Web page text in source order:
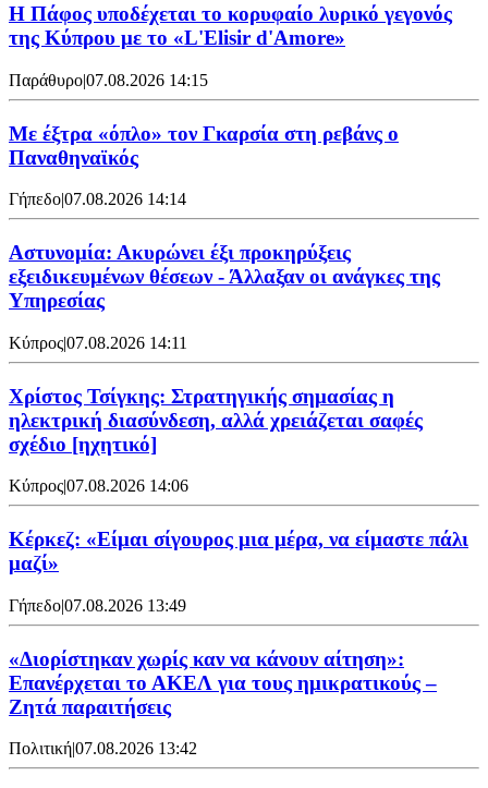
Η Πάφος υποδέχεται το κορυφαίο λυρικό γεγονός
της Κύπρου με το «L'Elisir d'Amore»
Παράθυρο|07.08.2026 14:15
Mε έξτρα «όπλο» τον Γκαρσία στη ρεβάνς ο
Παναθηναϊκός
Γήπεδο07.08.2026 14:14
Αστυνομία: Ακυρώνει έξι προκηρύξεις
εξειδικευμένων θέσεων - Άλλαξαν οι ανάγκες της
Υπηρεσίας
Κύπρος|07.08.2026 14:11
Χρίστος Τσίγκης: Στρατηγικής σημασίας η
ηλεκτρική διασύνδεση, αλλά χρειάζεται σαφές
σχέδιο [ηχητικό]
Κύπρος|07.08.2026 14:06
Κέρκεζ: «Είμαι σίγουρος μια μέρα, να είμαστε πάλι
μαζί»
Γήπεδο|07.08.2026 13:49
«Διορίστηκαν χωρίς καν να κάνουν αίτηση»:
Επανέρχεται το ΑΚΕΛ για τους ημικρατικούς –
Ζητά παραιτήσεις
Πολιτική|07.08.2026 13:42